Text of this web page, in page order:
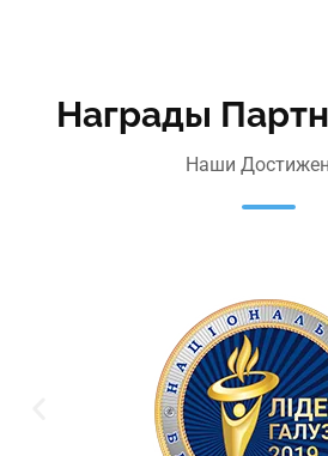
Награды
Наши